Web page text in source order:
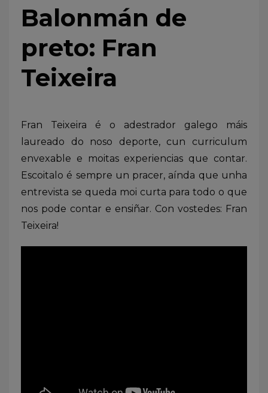
Balonmán de
preto: Fran
Teixeira
Fran Teixeira é o adestrador galego máis
laureado do noso deporte, cun curriculum
envexable e moitas experiencias que contar.
Escoitalo é sempre un pracer, aínda que unha
entrevista se queda moi curta para todo o que
nos pode contar e ensiñar. Con vostedes: Fran
Teixeira!